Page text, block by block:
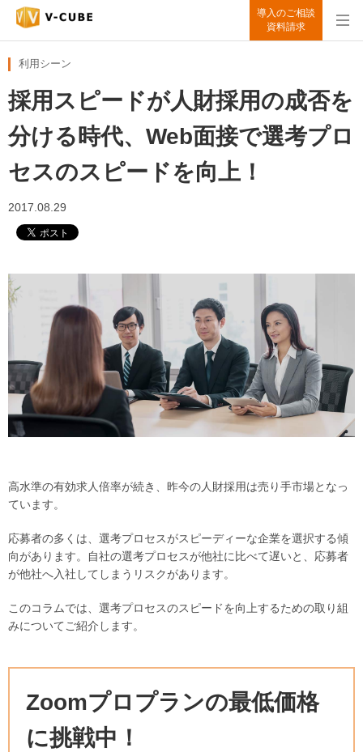
導入のご相談
資料請求
利用シーン
採用スピードが人財採用の成否を
分ける時代、Web面接で選考プロ
セスのスピードを向上！
2017.08.29
高水準の有効求人倍率が続き、昨今の人財採用は売り手市場となっ
ています。
応募者の多くは、選考プロセスがスピーディーな企業を選択する傾
向があります。自社の選考プロセスが他社に比べて遅いと、応募者
が他社へ入社してしまうリスクがあります。
このコラムでは、選考プロセスのスピードを向上するための取り組
みについてご紹介します。
Zoomプロプランの最低価格
に挑戦中！